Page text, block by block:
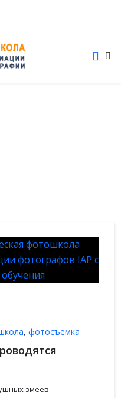
, фотосъемка
змеев